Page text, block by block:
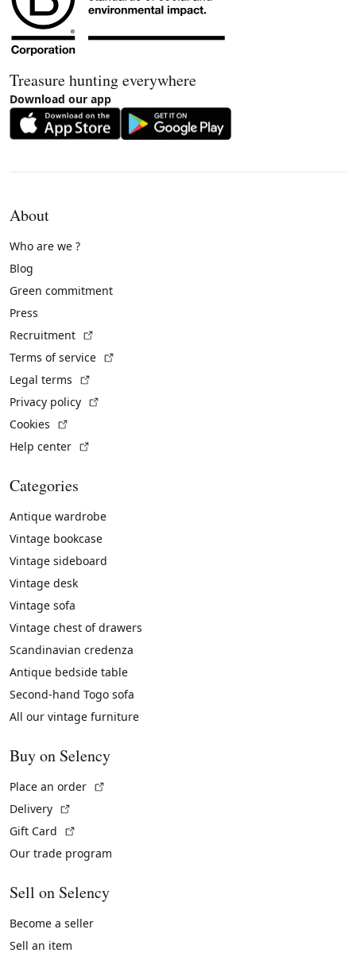
Treasure hunting everywhere
Download our app
About
Who are we ?
Blog
Green commitment
Press
Recruitment
Terms of service
Legal terms
Privacy policy
Cookies
Help center
Categories
Antique wardrobe
Vintage bookcase
Vintage sideboard
Vintage desk
Vintage sofa
Vintage chest of drawers
Scandinavian credenza
Antique bedside table
Second-hand Togo sofa
All our vintage furniture
Buy on Selency
Place an order
Delivery
Gift Card
Our trade program
Sell on Selency
Become a seller
Sell an item